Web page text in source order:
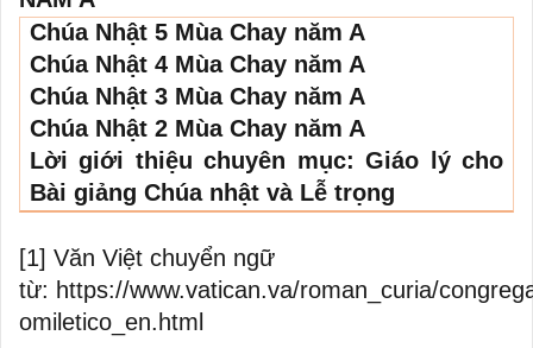
Chúa Nhật 5 Mùa Chay năm A
Chúa Nhật 4 Mùa Chay năm A
Chúa Nhật 3 Mùa Chay năm A
Chúa Nhật 2 Mùa Chay năm A
Lời giới thiệu chuyên mục: Giáo lý cho
Bài giảng Chúa nhật và Lễ trọng
[1] Văn Việt chuyển ngữ
từ: https://www.vatican.va/roman_curia/
omiletico_en.html